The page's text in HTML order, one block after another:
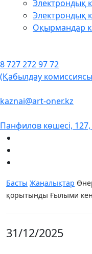
Электрондық
Электрондық
Оқырмандар
8 727 272 97 72
(Қабылдау
kaznai@art-oner.kz
Панфилов көшесі,
Басты Жаңалықтар
қорытынды Ғылыми
31/12/2025